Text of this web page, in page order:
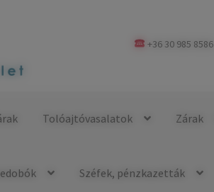
+36 30 985 8586
Tolóajtóvasalatok Zárak
Széfek, pénzkazetták